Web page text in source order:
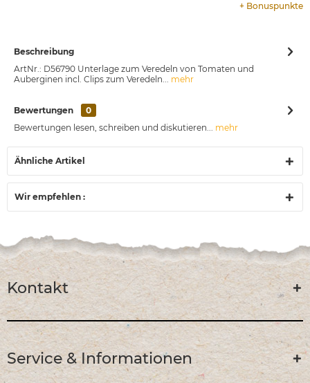
+ Bonuspunkte
Beschreibung
ArtNr.: D56790 Unterlage zum Veredeln von Tomaten und
Auberginen incl. Clips zum Veredeln... mehr
Bewertungen
0
Bewertungen lesen, schreiben und diskutieren... mehr
Ähnliche Artikel
Wir empfehlen :
Kontakt
Service & Informationen